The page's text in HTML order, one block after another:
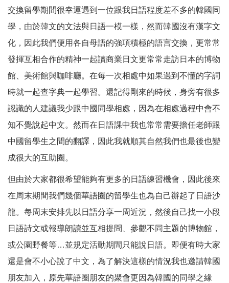
交換留學期間很幸運遇到一位跟我日語程度差不多的韓國同
學，由於韓文的文法與日語一模一樣，然而韓國沒有漢字文
化，因此我們便用各自母語的強項積極的語言交換，更常常
發揮互相合作的精神一起讀商業日文更常常走訪日本的博物
館、美術館與咖啡廳。在每一次相處中如果遇到不懂的字詞
時就一起查字典一起學習。還記得剛來的時候，身旁有很多
認識的人建議我少跟中國同學相處，因為在相處過程中會不
知不覺說起中文。然而在日語課中我也常常需要擔任老師跟
中國留學生之間的翻譯，因此我就順其自然我們也最後也變
成很大的互助圈。
但由於大家都很希望能夠有更多的日語練習機會，因此後來
在周末期間我們幾個華語圈的留學生也為自己辦起了日語沙
龍。每周末安排先以日語分享一周近況，然後自己找一小段
日語詩文或報導朗讀並互相提問、參觀不同主題的博物館，
或公園野餐等…並規定活動期間只能說日語。即便有時大家
還是會不小心說了中文，為了解決這樣的情況我也邀請韓國
朋友加入，原先華語圈朋友的聚會更因為韓國的同學之緣